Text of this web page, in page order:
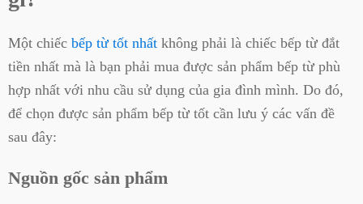
Một chiếc bếp từ tốt nhất không phải là chiếc bếp từ đắt
tiền nhất mà là bạn phải mua được sản phẩm bếp từ phù
hợp nhất với nhu cầu sử dụng của gia đình mình. Do đó,
để chọn được sản phẩm bếp từ tốt cần lưu ý các vấn đề
sau đây:
Nguồn gốc sản phẩm